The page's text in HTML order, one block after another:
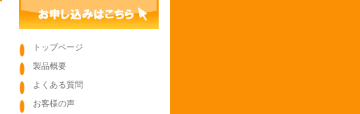
トップページ
製品概要
よくある質問
お客様の声